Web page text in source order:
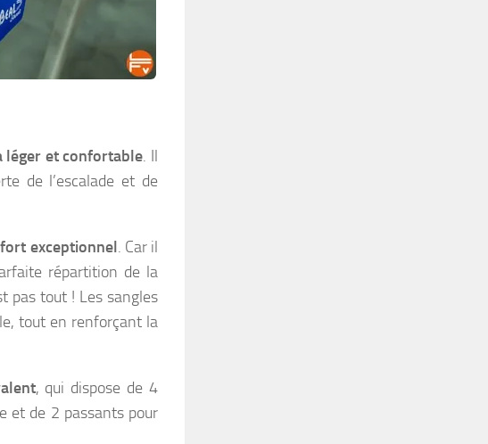
léger et confortable. Il
de l’escalade et de
exceptionnel. Car il
répartition de la
pas tout ! Les sangles
tout en renforçant la
, qui dispose de 4
et de 2 passants pour